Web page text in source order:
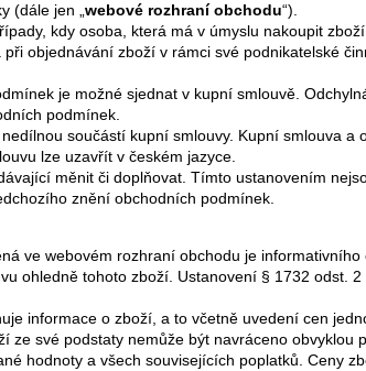
(dále jen „webové rozhraní obchodu“).
kdy osoba, která má v úmyslu nakoupit
objednávání zboží v rámci své podnikatelské
je možné sjednat v kupní smlouvě.
podmínek.
součástí kupní smlouvy. Kupní smlouva a
lze uzavřít v českém jazyce.
měnit či doplňovat. Tímto ustanovením
znění obchodních podmínek.
ve webovém rozhraní obchodu je
ohledně tohoto zboží. Ustanovení § 1732 odst.
informace o zboží, a to včetně uvedení cen
ze své podstaty nemůže být navráceno obvyklou
hodnoty a všech souvisejících poplatků. Ceny